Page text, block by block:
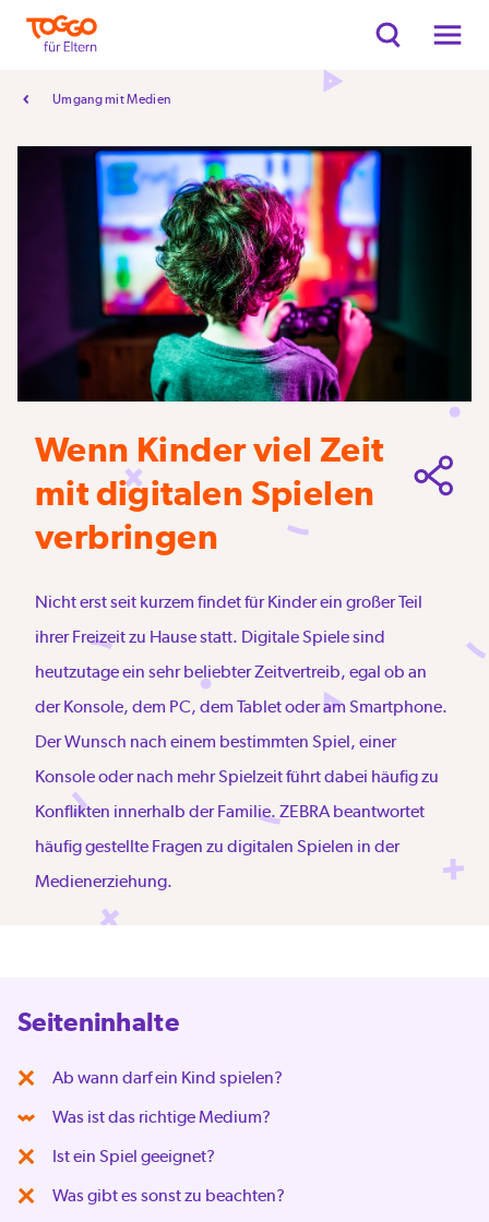
Umgang mit Medien
Wenn Kinder viel Zeit
mit digitalen Spielen
verbringen
Nicht erst seit kurzem findet für Kinder ein großer Teil
ihrer Freizeit zu Hause statt. Digitale Spiele sind
heutzutage ein sehr beliebter Zeitvertreib, egal ob an
der Konsole, dem PC, dem Tablet oder am Smartphone.
Der Wunsch nach einem bestimmten Spiel, einer
Konsole oder nach mehr Spielzeit führt dabei häufig zu
Konflikten innerhalb der Familie. ZEBRA beantwortet
häufig gestellte Fragen zu digitalen Spielen in der
Medienerziehung.
Seiteninhalte
Ab wann darf ein Kind spielen?
Was ist das richtige Medium?
Ist ein Spiel geeignet?
Was gibt es sonst zu beachten?